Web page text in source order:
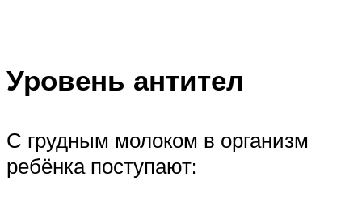
Уровень антител
С грудным молоком в организм
ребёнка поступают: